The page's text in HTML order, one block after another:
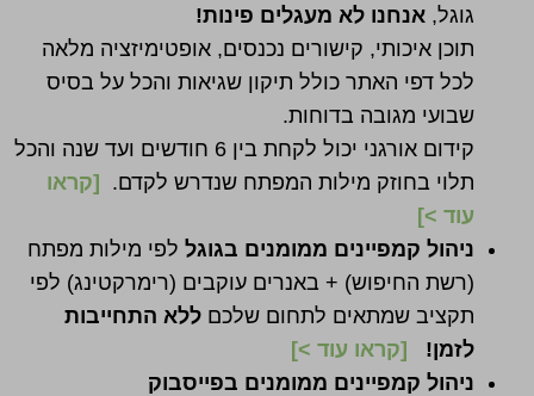
גוגל, אנחנו לא מעגלים פינות!
תוכן איכותי, קישורים נכנסים, אופטימיזציה מלאה
לכל דפי האתר כולל תיקון שגיאות והכל על בסיס
שבועי מגובה בדוחות.
קידום אורגני יכול לקחת בין 6 חודשים ועד שנה והכל
תלוי בחוזק מילות המפתח שנדרש לקדם. [קראו
עוד >]
ניהול קמפיינים ממומנים בגוגל לפי מילות מפתח
(רשת החיפוש) + באנרים עוקבים (רימרקטינג) לפי
תקציב שמתאים לתחום שלכם ללא התחייבות
לזמן!
[קראו עוד >]
ניהול קמפיינים ממומנים בפייסבוק